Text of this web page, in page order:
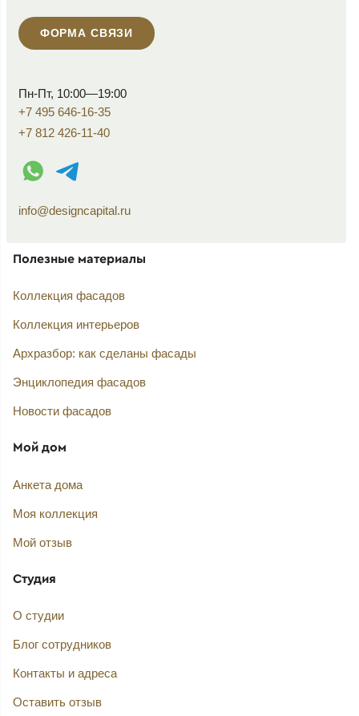
ФОРМА СВЯЗИ
Пн-Пт, 10:00—19:00
+7 495 646-16-35
+7 812 426-11-40
WhatsApp контакт
Telegram контакт
info@designcapital.ru
Полезные материалы
Коллекция фасадов
Коллекция интерьеров
Архразбор: как сделаны фасады
Энциклопедия фасадов
Новости фасадов
Мой дом
Анкета дома
Моя коллекция
Мой отзыв
Студия
О студии
Блог сотрудников
Контакты и адреса
Оставить отзыв